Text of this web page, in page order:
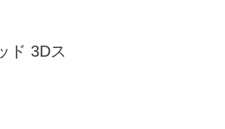
ド 3Dス